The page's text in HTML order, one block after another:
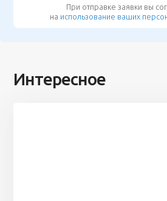
При отправке заявки вы
на использование ваших
Интересное